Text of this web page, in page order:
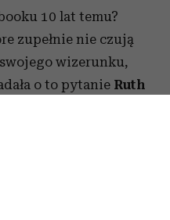
starannie
w sieci i
profilowe na